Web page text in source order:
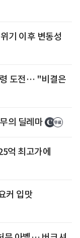
기 이후 변동성
도전… "비결은
의 딜레마
억 최고가에
커 입맛